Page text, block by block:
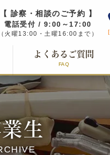
【 診察・相談のご予約 】
電話受付 / 9:00～17:00
（火曜13:00・土曜16:00まで）
よくあるご質問
FAQ
生